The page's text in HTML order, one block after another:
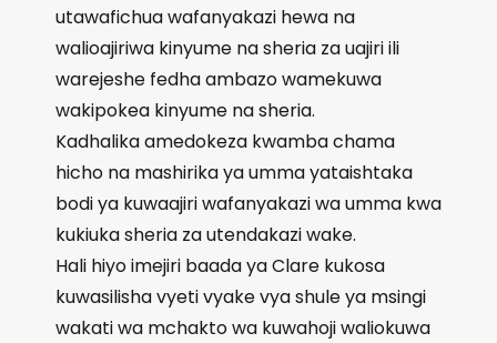
utawafichua wafanyakazi hewa na
walioajiriwa kinyume na sheria za uajiri ili
warejeshe fedha ambazo wamekuwa
wakipokea kinyume na sheria.
Kadhalika amedokeza kwamba chama
hicho na mashirika ya umma yataishtaka
bodi ya kuwaajiri wafanyakazi wa umma kwa
kukiuka sheria za utendakazi wake.
Hali hiyo imejiri baada ya Clare kukosa
kuwasilisha vyeti vyake vya shule ya msingi
wakati wa mchakto wa kuwahoji waliokuwa